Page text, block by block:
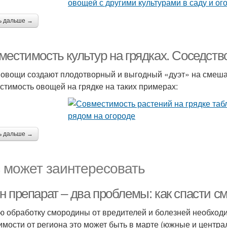
дальше →
культур на грядках.
создают плодотворный и выгодный «дуэт» на
овощей на грядке на таких примерах:
дальше →
заинтересовать
препарат – два проблемы: как спасти
обработку смородины от вредителей и болезней
от региона это может быть в марте (южные и